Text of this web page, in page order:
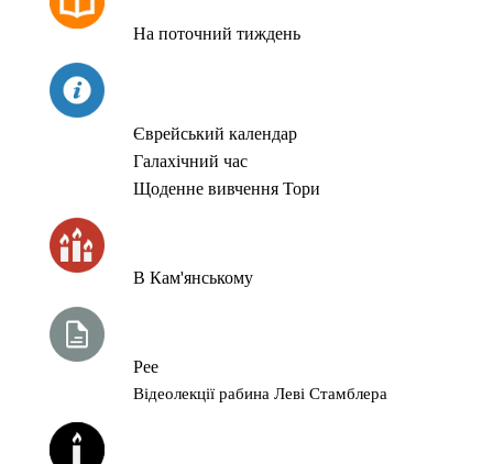
На поточний тиждень
Єврейський календар
Галахічний час
Щоденне вивчення Тори
В Кам'янському
Рее
Відеолекції рабина Леві Стамблера